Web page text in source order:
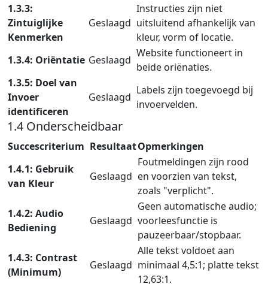
1.3.3:
Zintuiglijke
Kenmerken
Geslaagd
Instructies zijn niet
uitsluitend afhankelijk van
kleur, vorm of locatie.
1.3.4: Oriëntatie Geslaagd
Website functioneert in
beide oriënaties.
1.3.5: Doel van
Invoer
identificeren
Geslaagd
Labels zijn toegevoegd bij
invoervelden.
1.4 Onderscheidbaar
Succescriterium ResultaatOpmerkingen
1.4.1: Gebruik
van Kleur
Geslaagd
Foutmeldingen zijn rood
en voorzien van tekst,
zoals "verplicht".
1.4.2: Audio
Bediening
Geslaagd
Geen automatische audio;
voorleesfunctie is
pauzeerbaar/stopbaar.
1.4.3: Contrast
(Minimum)
Geslaagd
Alle tekst voldoet aan
minimaal 4,5:1; platte tekst
12,63:1.